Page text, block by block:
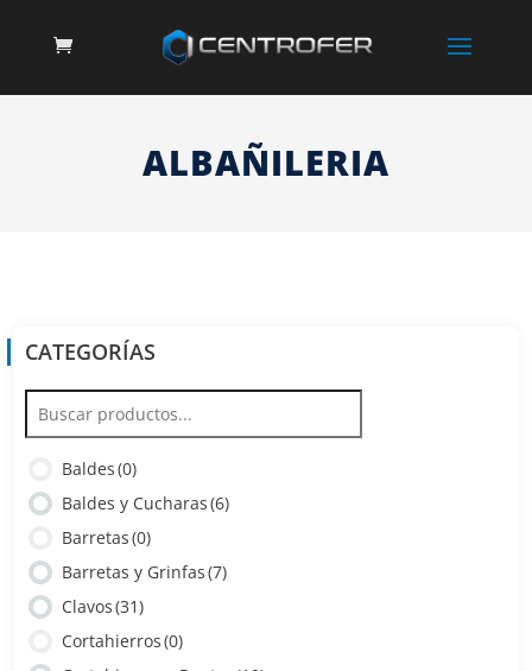
ALBAÑILERIA
CATEGORÍAS
Baldes(0)
Baldes y Cucharas(6)
Barretas(0)
Barretas y Grinfas(7)
Clavos(31)
Cortahierros(0)